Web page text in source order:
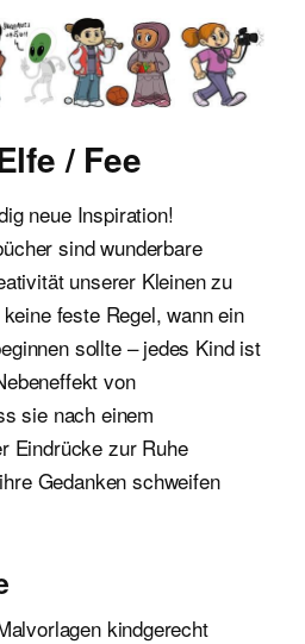
Kinder
/ Fee
neue Inspiration!
sind wunderbare
unserer Kleinen zu
feste Regel, wann ein
sollte – jedes Kind ist
von
sie nach einem
Eindrücke zur Ruhe
Gedanken schweifen
kindgerecht